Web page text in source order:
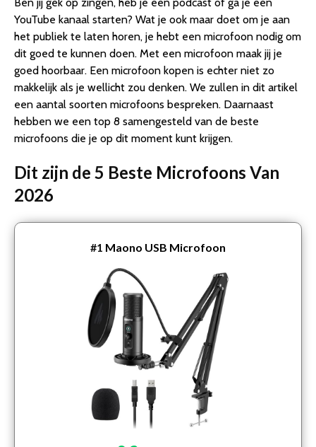
YouTube kanaal starten? Wat je ook maar doet om je aan
het publiek te laten horen, je hebt een microfoon nodig om
dit goed te kunnen doen. Met een microfoon maak jij je
goed hoorbaar. Een microfoon kopen is echter niet zo
makkelijk als je wellicht zou denken. We zullen in dit artikel
een aantal soorten microfoons bespreken. Daarnaast
hebben we een top 8 samengesteld van de beste
microfoons die je op dit moment kunt krijgen.
Dit zijn de 5 Beste Microfoons Van
2026
#1 Maono USB Microfoon